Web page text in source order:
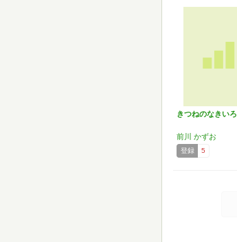
きつねのなきいろ
前川 かずお
登録 5